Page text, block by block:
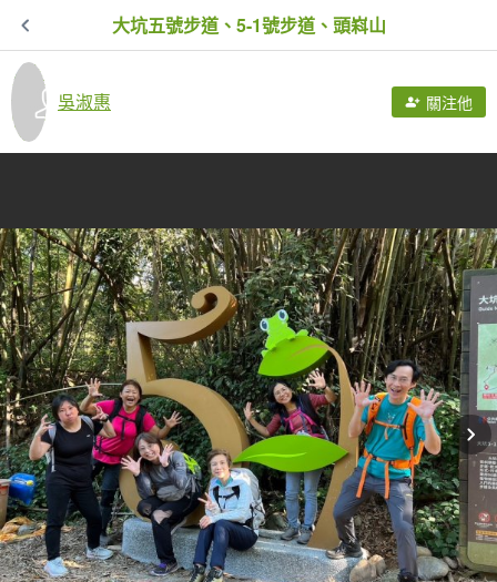
大坑五號步道、5-1號步道、頭嵙山
吳淑惠 關注他